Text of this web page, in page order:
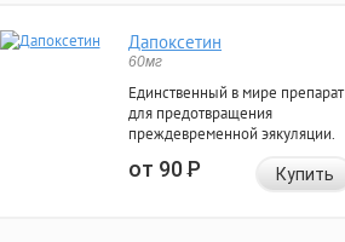
Дапоксетин
60мг
Единственный в мире препарат
для предотвращения
преждевременной эякуляции.
от 90Р Купить